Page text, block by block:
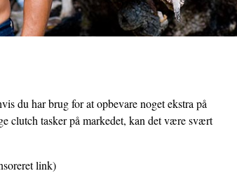
du har brug for at opbevare noget ekstra på
clutch tasker på markedet, kan det være svært
link)